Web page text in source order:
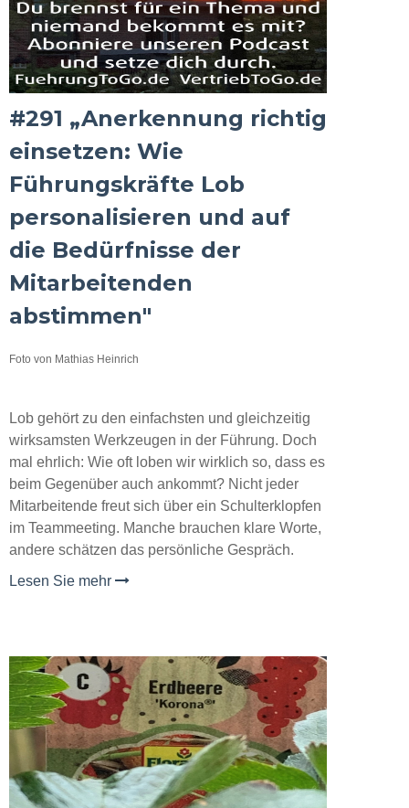
#291 „Anerkennung richtig
einsetzen: Wie
Führungskräfte Lob
personalisieren und auf
die Bedürfnisse der
Mitarbeitenden
abstimmen"
Foto von Mathias Heinrich
Lob gehört zu den einfachsten und gleichzeitig
wirksamsten Werkzeugen in der Führung. Doch
mal ehrlich: Wie oft loben wir wirklich so, dass es
beim Gegenüber auch ankommt? Nicht jeder
Mitarbeitende freut sich über ein Schulterklopfen
im Teammeeting. Manche brauchen klare Worte,
andere schätzen das persönliche Gespräch.
Lesen Sie mehr